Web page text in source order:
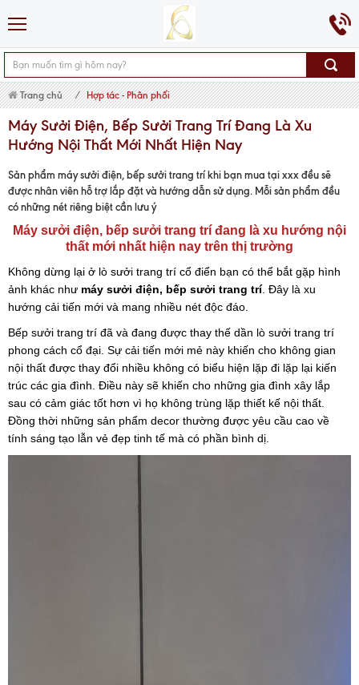
Trang chủ Hợp tác - Phân phối
Máy Sưởi Điện, Bếp Sưởi Trang Trí Đang Là Xu
Hướng Nội Thất Mới Nhất Hiện Nay
Sản phẩm máy sưởi điện, bếp sưởi trang tríkhi bạn mua tại xxx đều sẽ
được nhân viên hỗ trợ lắp đặt và hướng dẫn sử dụng. Mỗi sản phẩm đều
có những nét riêng biệt cần lưu ý
Máy sưởi điện, bếp sưởi trang trí đang là xu hướng nội
thất mới nhất hiện nay trên thị trường
Không dừng lại ở lò sưởi trang trí cổ điển bạn có thể bắt gặp hình
ảnh khác như máy sưởi điện, bếp sưởi trang trí. Đây là xu
hướng cải tiến mới và mang nhiều nét độc đáo.
Bếp sưởi trang trí đã và đang được thay thế dần lò sưởi trang trí
phong cách cổ đại. Sự cải tiến mới mẻ này khiến cho không gian
nội thất được thay đổi nhiều không có biểu hiện lặp đi lặp lại kiến
trúc các gia đình. Điều này sẽ khiến cho những gia đình xây lắp
sau có cảm giác tốt hơn vì họ không trùng lặp thiết kế nội thất.
Đồng thời những sản phẩm decor thường được yêu cầu cao về
tính sáng tạo lẫn vẻ đẹp tinh tế mà có phần bình dị.